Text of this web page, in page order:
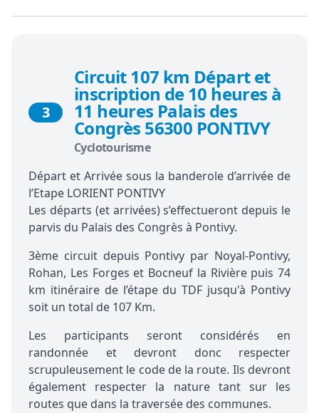
3
Circuit 107 km Départ et
inscription de 10 heures à
11 heures Palais des
Congrès 56300 PONTIVY
Cyclotourisme
Départ et Arrivée sous la banderole d’arrivée de
l’Etape LORIENT PONTIVY
Les départs (et arrivées) s’effectueront depuis le
parvis du Palais des Congrès à Pontivy.
3ème circuit depuis Pontivy par Noyal-Pontivy,
Rohan, Les Forges et Bocneuf la Rivière puis 74
km itinéraire de l’étape du TDF jusqu'à Pontivy
soit un total de 107 Km.
Les participants seront considérés en
randonnée et devront donc respecter
scrupuleusement le code de la route. Ils devront
également respecter la nature tant sur les
routes que dans la traversée des communes.